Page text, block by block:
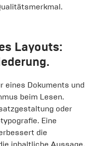
Layouts:
eines Dokuments und
beim Lesen.
oder
Eine
die